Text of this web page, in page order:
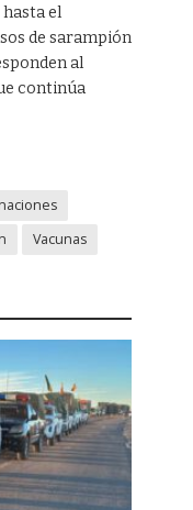
el
de sarampión
al
continúa
Vacunas